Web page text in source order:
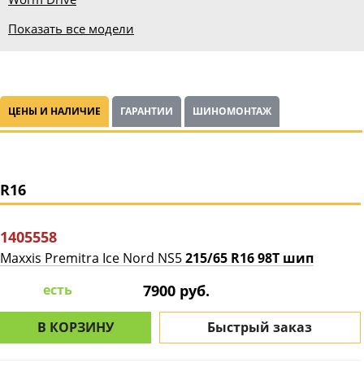
Показать все модели
ЦЕНЫ И НАЛИЧИЕ ГАРАНТИИ ШИНОМОНТАЖ
R16
1405558
Maxxis Premitra Ice Nord NS5215/65 R16 98T шип
есть
7900 руб.
В КОРЗИНУ Быстрый заказ